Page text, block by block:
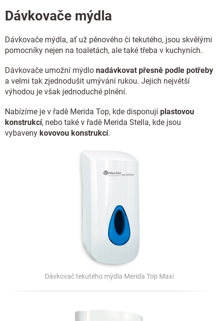
s
u
Dávkovače mýdla
Dávkovače mýdla, ať už pěnového či tekutého, jsou skvělými
pomocníky nejen na toaletách, ale také třeba v kuchyních.
Dávkovače umožní mýdlo nadávkovat přesně podle potřeby
a velmi tak zjednodušit umývání rukou. Jejich největší
výhodou je však jednoduché plnění.
Nabízíme je v řadě Merida Top, kde disponují plastovou
konstrukcí, nebo také v řadě Merida Stella, kde jsou
vybaveny kovovou konstrukcí.
Dávkovač tekutého mýdla Merida Top Maxi